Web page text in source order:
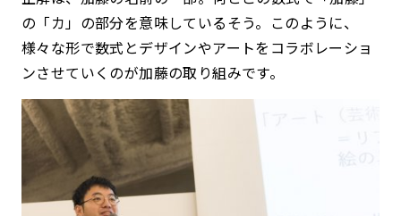
の「カ」の部分を意味しているそう。このように、
様々な形で数式とデザインやアートをコラボレーショ
ンさせていくのが加藤の取り組みです。